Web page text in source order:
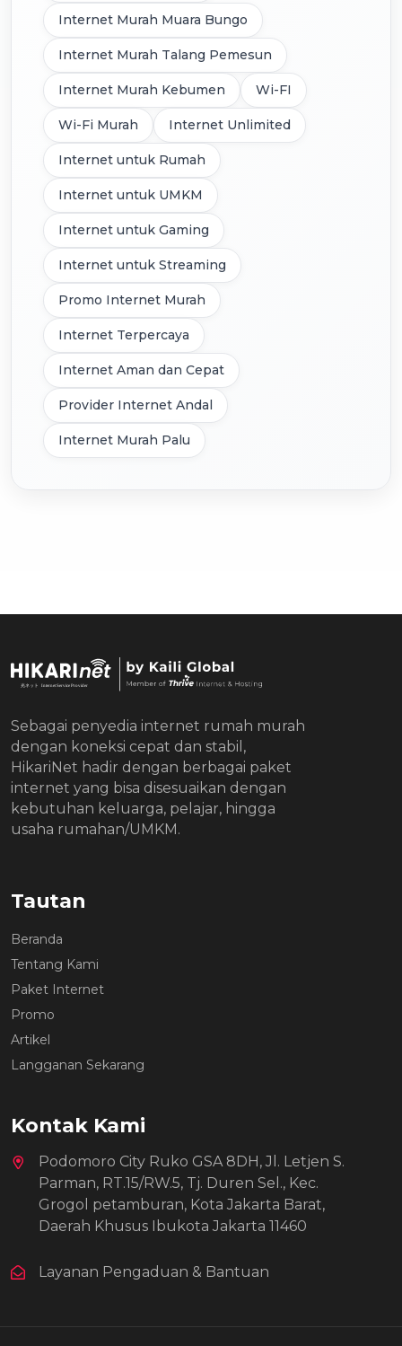
Internet Murah Muara Bungo
Internet Murah Talang Pemesun
Internet Murah Kebumen Wi-FI
Wi-Fi Murah Internet Unlimited
Internet untuk Rumah
Internet untuk UMKM
Internet untuk Gaming
Internet untuk Streaming
Promo Internet Murah
Internet Terpercaya
Internet Aman dan Cepat
Provider Internet Andal
Internet Murah Palu
Sebagai penyedia internet rumah murah
dengan koneksi cepat dan stabil,
HikariNet hadir dengan berbagai paket
internet yang bisa disesuaikan dengan
kebutuhan keluarga, pelajar, hingga
usaha rumahan/UMKM.
Tautan
Beranda
Tentang Kami
Paket Internet
Promo
Artikel
Langganan Sekarang
Kontak Kami
Podomoro City Ruko GSA 8DH, Jl. Letjen S.
Parman, RT.15/RW.5, Tj. Duren Sel., Kec.
Grogol petamburan, Kota Jakarta Barat,
Daerah Khusus Ibukota Jakarta 11460
Layanan Pengaduan & Bantuan